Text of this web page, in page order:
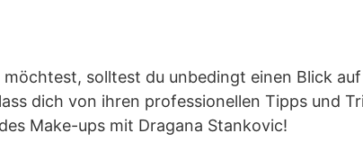
solltest du unbedingt einen Blick
dich von ihren professionellen Tipps und
Make-ups mit Dragana Stankovic!